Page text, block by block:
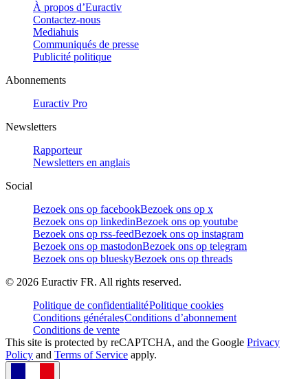
À propos d’Euractiv
Contactez-nous
Mediahuis
Communiqués de presse
Publicité politique
Abonnements
Euractiv Pro
Newsletters
Rapporteur
Newsletters en anglais
Social
Bezoek ons op facebookBezoek ons op x
Bezoek ons op linkedinBezoek ons op youtube
Bezoek ons op rss-feedBezoek ons op instagram
Bezoek ons op mastodonBezoek ons op telegram
Bezoek ons op blueskyBezoek ons op threads
© 2026 Euractiv FR. All rights reserved.
Politique de confidentialitéPolitique cookies
Conditions généralesConditions d’abonnement
Conditions de vente
This site is protected by reCAPTCHA, and the Google Privacy
Policy and Terms of Service apply.